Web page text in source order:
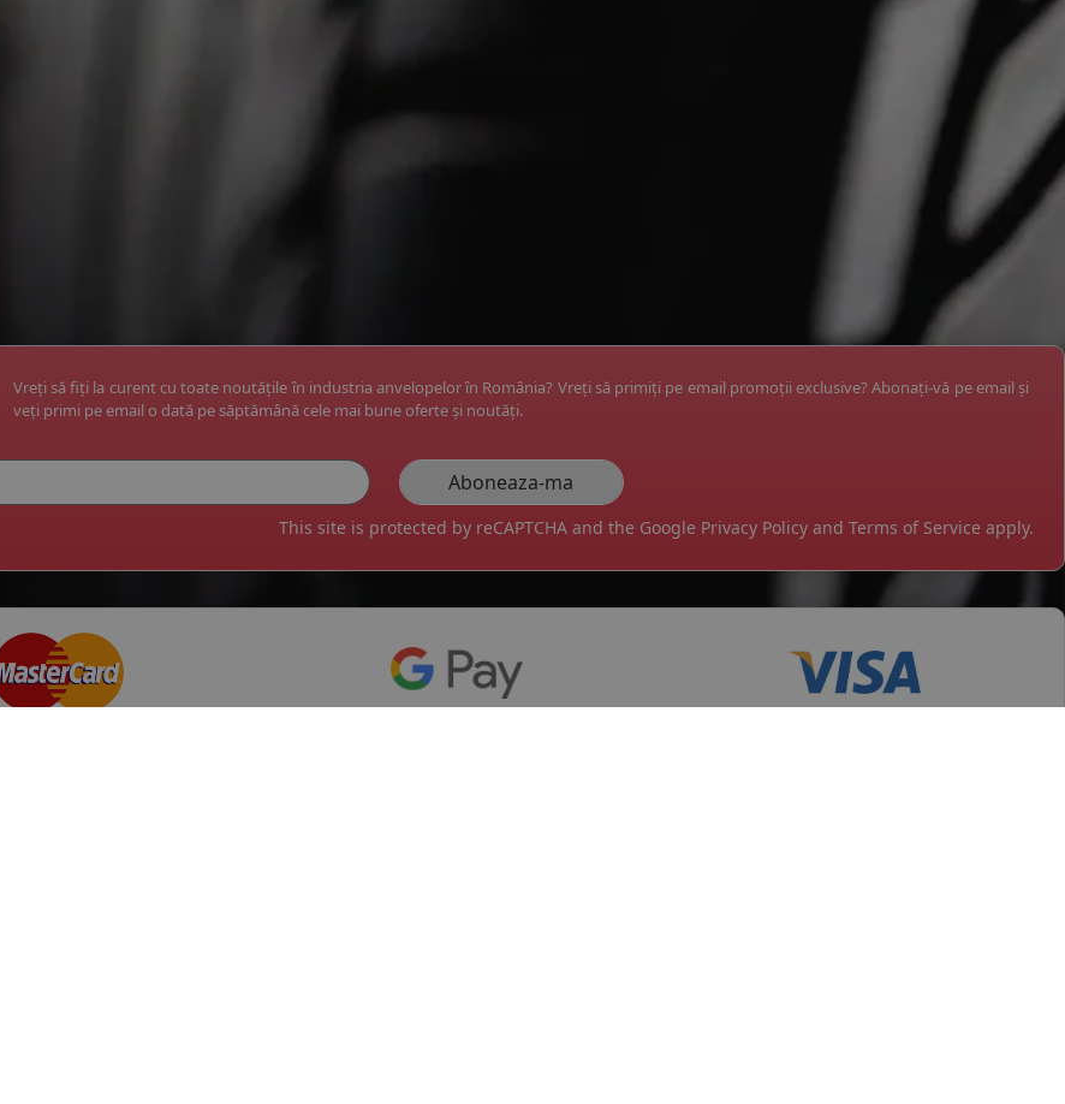
Vreți să fiți la curent cu toate noutățile în industria anvelopelor în România? Vreți să primiți pe email promoții exclusive? Abonați-vă pe email și
veți primi pe email o dată pe săptămână cele mai bune oferte și noutăți.
This site is protected by reCAPTCHA and the Google Privacy Policy and Terms of Service apply.